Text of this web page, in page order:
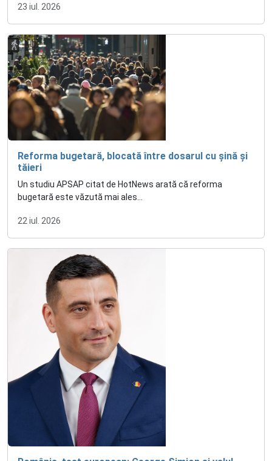
23 iul. 2026
Reforma bugetară, blocată între dosarul cu șină și
tăieri
Un studiu APSAP citat de HotNews arată că reforma
bugetară este văzută mai ales...
22 iul. 2026